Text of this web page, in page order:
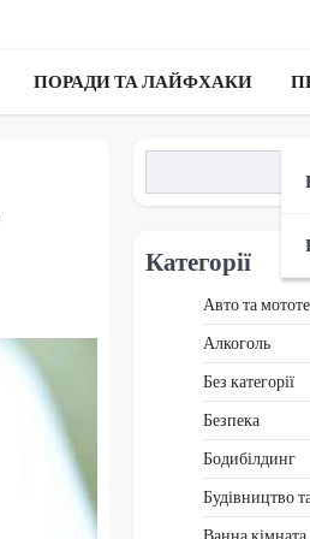
ПОРАДИ ТА ЛАЙФХАКИ
Категорії
Авто та
Алкоголь
Без категорії
Безпека
Бодибілдинг
Будівництво